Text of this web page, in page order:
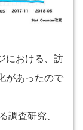
における、訪
があったので
調査研究、